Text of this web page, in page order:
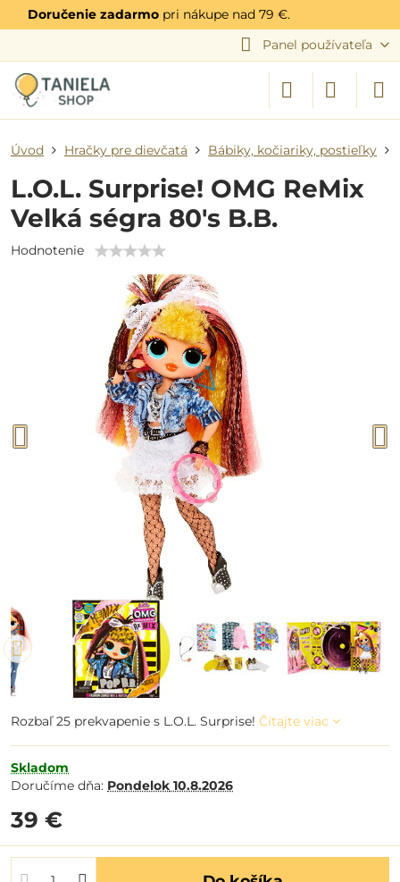
Doručenie zadarmo pri nákupe nad 79 €.
Panel používateľa
Úvod Hračky pre dievčatá Bábiky, kočiariky, postieľky
L.O.L. Surprise! OMG ReMix
Velká ségra 80's B.B.
Hodnotenie
Rozbaľ 25 prekvapenie s L.O.L. Surprise! Čítajte viac
Skladom
Doručíme dňa: Pondelok 10.8.2026
39 €